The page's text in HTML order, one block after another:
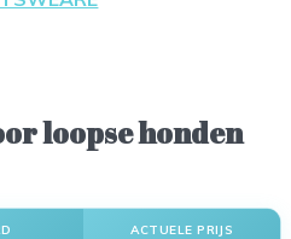
loopse honden
ACTUELE PRIJS